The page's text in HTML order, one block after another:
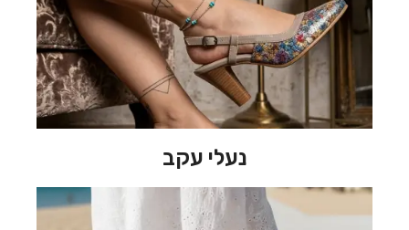
נעלי עקב